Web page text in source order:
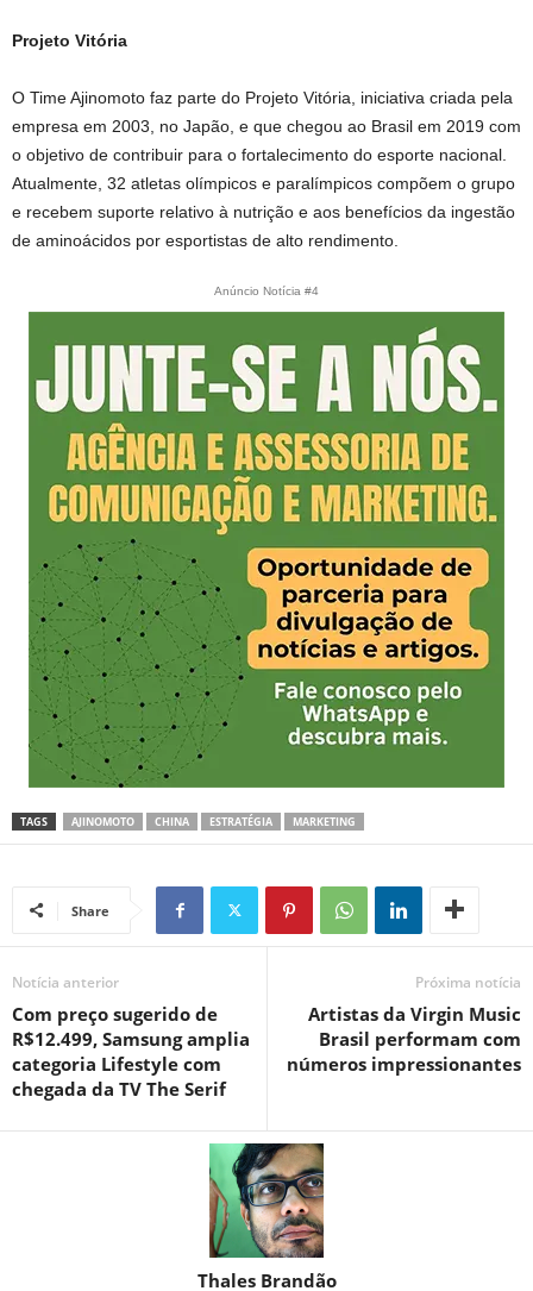
Projeto Vitória
O Time Ajinomoto faz parte do Projeto Vitória, iniciativa criada pela
empresa em 2003, no Japão, e que chegou ao Brasil em 2019 com
o objetivo de contribuir para o fortalecimento do esporte nacional.
Atualmente, 32 atletas olímpicos e paralímpicos compõem o grupo
e recebem suporte relativo à nutrição e aos benefícios da ingestão
de aminoácidos por esportistas de alto rendimento.
Anúncio Notícia #4
TAGS AJINOMOTO CHINA ESTRATÉGIA MARKETING
Share
Notícia anterior
Com preço sugerido de
R$12.499, Samsung amplia
categoria Lifestyle com
chegada da TV The Serif
Próxima notícia
Artistas da Virgin Music
Brasil performam com
números impressionantes
Thales Brandão